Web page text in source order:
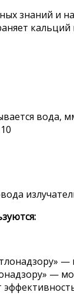
знаний и
вода,
—